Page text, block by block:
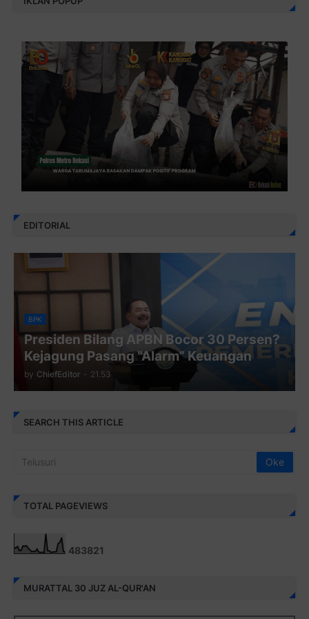
EDITORIAL
BPK
Presiden Bilang APBN Bocor 30 Persen?
Kejagung Pasang “Alarm” Keuangan
by ChiefEditor - 21.53
SEARCH THIS ARTICLE
TOTAL PAGEVIEWS
483821
MURATTAL 30 JUZ AL-QUR'AN